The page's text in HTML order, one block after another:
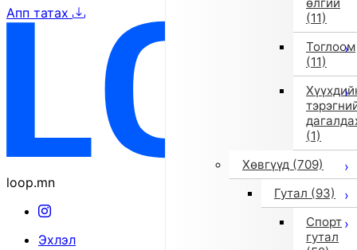
(11)
Тоглоом
(11)
(1)
Хөвгүүд (709)
Гутал (93)
Спорт
гутал
Апп татах
loop.mn
Эхлэл